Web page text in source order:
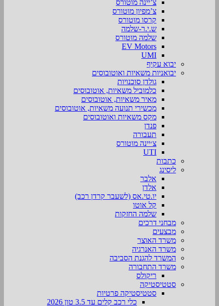
צ’יינה מוטורס
צ’מפיון מוטורס
קרסו מוטורס
ש.י.ר-שלמה
שלמה מוטורס
EV Motors
UMI
יבוא עקיף
יבואניות משאיות ואוטובוסים
גולדן סוכנויות
כלמוביל משאיות, אוטובוסים
מאיר משאיות, אוטובוסים
מכשירי תנועה משאיות, אוטובוסים
מקס משאיות ואוטובוסים
פנדן
תעבורה
צ׳יינה מוטורס
UTI
כתבות
ליסינג
אלבר
אלדן
יו.טי.אס (לשעבר קרדן רכב)
קל אוטו
שלמה החזקות
מבחני דרכים
מבצעים
משרד האוצר
משרד האנרגיה
המשרד להגנת הסביבה
משרד התחבורה
ריקולס
סטטיסטיקה
סטטיסטיקה פרטיות
כלי רכב קלים עד 3.5 טון 2026